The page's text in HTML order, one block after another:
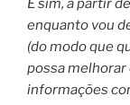
E sim, a partir
enquanto vou
(do modo que
possa melhorar
informações